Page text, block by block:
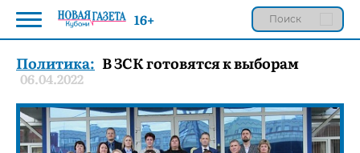
Политика: В ЗСК готовятся к выборам
06.04.2022
16+